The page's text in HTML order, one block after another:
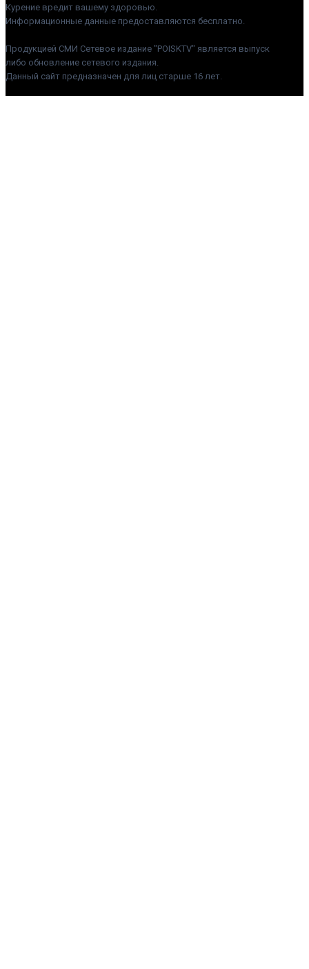
Курение вредит вашему здоровью.
Информационные данные предоставляются бесплатно.
Продукцией СМИ Сетевое издание "POISKTV" является выпуск
либо обновление сетевого издания.
Данный сайт предназначен для лиц старше 16 лет.